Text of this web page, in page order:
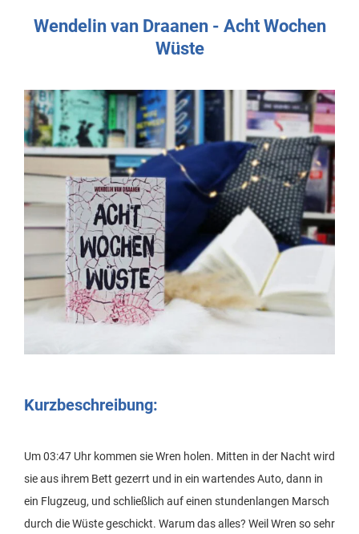
Wendelin van Draanen - Acht Wochen
Wüste
Kurzbeschreibung:
Um 03:47 Uhr kommen sie Wren holen. Mitten in der Nacht wird
sie aus ihrem Bett gezerrt und in ein wartendes Auto, dann in
ein Flugzeug, und schließlich auf einen stundenlangen Marsch
durch die Wüste geschickt. Warum das alles? Weil Wren so sehr